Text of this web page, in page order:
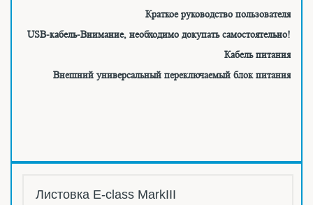
Краткое руководство пользователя
USB-кабель-Внимание, необходимо докупать самостоятельно!
Кабель питания
Внешний универсальный переключаемый блок питания
Листовка E-class MarkIII